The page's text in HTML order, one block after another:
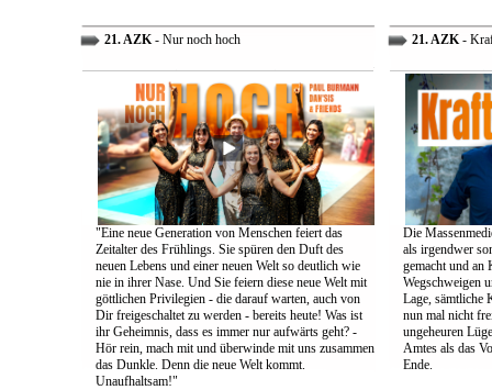
21. AZK- Nur noch hoch
"Eine neue Generation von Menschen feiert das
Zeitalter des Frühlings. Sie spüren den Duft des
neuen Lebens und einer neuen Welt so deutlich wie
nie in ihrer Nase. Und Sie feiern diese neue Welt mit
göttlichen Privilegien - die darauf warten, auch von
Dir freigeschaltet zu werden - bereits heute! Was ist
ihr Geheimnis, dass es immer nur aufwärts geht? -
Hör rein, mach mit und überwinde mit uns zusammen
das Dunkle. Denn die neue Welt kommt.
Unaufhaltsam!"
21. AZK-
Die
als irgendwer
gemacht und an
Wegschweigen
Lage, sämtliche
nun mal nicht
ungeheuren
Amtes als das
Ende.